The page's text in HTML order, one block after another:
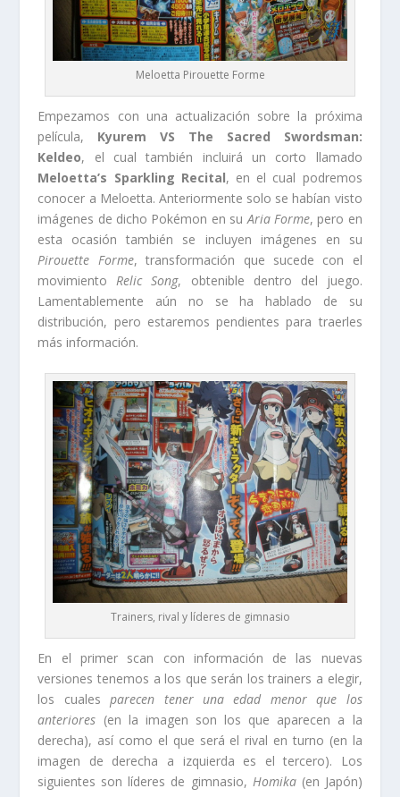
Meloetta Pirouette Forme
Empezamos con una actualización sobre la próxima
película, Kyurem VS The Sacred Swordsman:
Keldeo, el cual también incluirá un corto llamado
Meloetta’s Sparkling Recital, en el cual podremos
conocer a Meloetta. Anteriormente solo se habían visto
imágenes de dicho Pokémon en suAria Forme, pero en
esta ocasión también se incluyen imágenes en su
Pirouette Forme, transformación que sucede con el
movimientoRelic Song, obtenible dentro del juego.
Lamentablemente aún no se ha hablado de su
distribución, pero estaremos pendientes para traerles
más información.
Trainers, rival y líderes de gimnasio
En el primer scan con información de las nuevas
versiones tenemos a los que serán los trainers a elegir,
los cualesparecen tener una edad menor que los
anteriores (en la imagen son los que aparecen a la
derecha), así como el que será el rival en turno (en la
imagen de derecha a izquierda es el tercero). Los
siguientes son líderes de gimnasio, Homika(en Japón)